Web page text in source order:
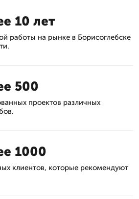
10 лет
работы на рынке в Борисоглебске
500
проектов различных
1000
клиентов, которые рекомендуют